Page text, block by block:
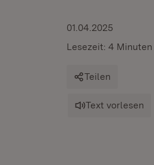
01.04.2025
Lesezeit: 4 Minuten
Teilen
Text vorlesen